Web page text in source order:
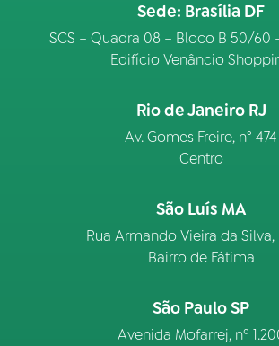
Sede: Brasília DF
SCS – Quadra 08 – Bloco B 50/60
Edifício Venâncio
Rio de Janeiro RJ
Av. Gomes Freire, n° 474
Centro
São Luís MA
Rua Armando Vieira da Silva,
Bairro de Fátima
São Paulo SP
Avenida Mofarrej, nº